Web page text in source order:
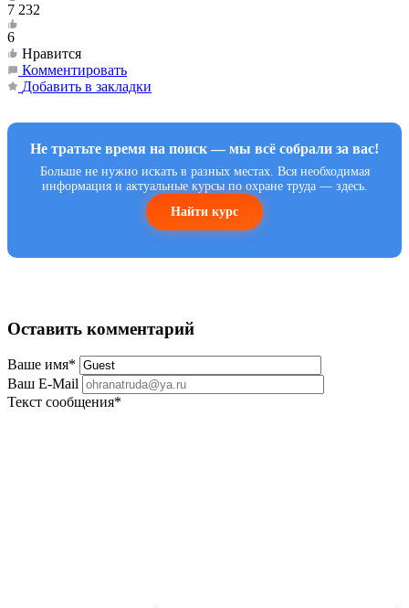
7 232
6
Нравится
Комментировать
Добавить в закладки
Не тратьте время на поиск — мы всё собрали за вас!
Больше не нужно искать в разных местах. Вся необходимая
информация и актуальные курсы по охране труда — здесь.
Найти курс
Оставить комментарий
Ваше имя*
Ваш E-Mail
Текст сообщения*